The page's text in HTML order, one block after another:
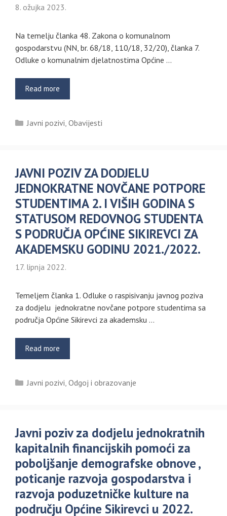
8. ožujka 2023.
Na temelju članka 48. Zakona o komunalnom
gospodarstvu (NN, br. 68/18, 110/18, 32/20), članka 7.
Odluke o komunalnim djelatnostima Općine …
Read more
Kategorije
Javni pozivi, Obavijesti
JAVNI POZIV ZA DODJELU
JEDNOKRATNE NOVČANE POTPORE
STUDENTIMA 2. I VIŠIH GODINA S
STATUSOM REDOVNOG STUDENTA
S PODRUČJA OPĆINE SIKIREVCI ZA
AKADEMSKU GODINU 2021./2022.
17. lipnja 2022.
Temeljem članka 1. Odluke o raspisivanju javnog poziva
za dodjelu jednokratne novčane potpore studentima sa
područja Općine Sikirevci za akademsku …
Read more
Kategorije
Javni pozivi, Odgoj i obrazovanje
Javni poziv za dodjelu jednokratnih
kapitalnih financijskih pomoći za
poboljšanje demografske obnove ,
poticanje razvoja gospodarstva i
razvoja poduzetničke kulture na
području Općine Sikirevci u 2022.